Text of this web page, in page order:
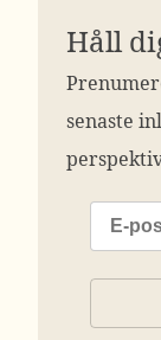
Håll
senaste